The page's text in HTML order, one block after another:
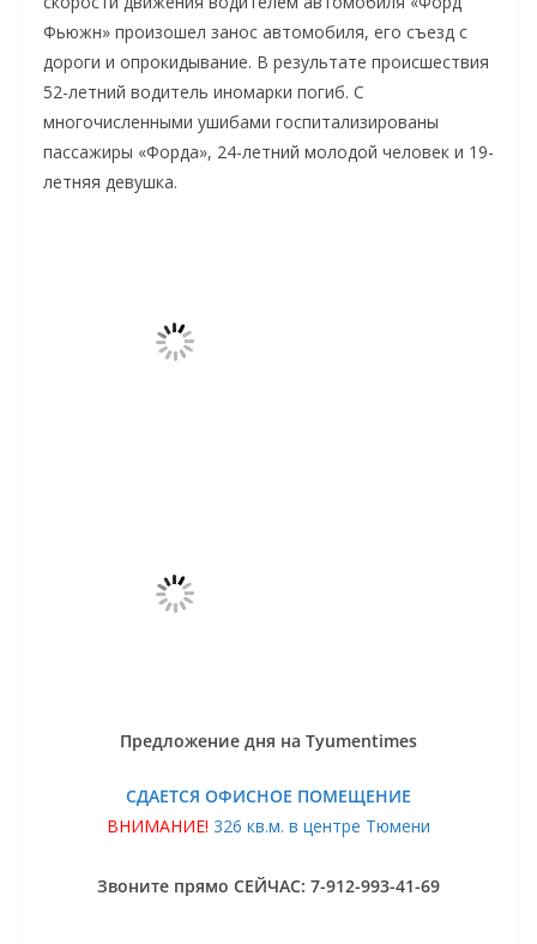
Фьюжн» произошел занос автомобиля, его съезд с
дороги и опрокидывание. В результате происшествия
52-летний водитель иномарки погиб. С
многочисленными ушибами госпитализированы
пассажиры «Форда», 24-летний молодой человек и 19-
летняя девушка.
Предложение дня на Tyumentimes
СДАЕТСЯ ОФИСНОЕ ПОМЕЩЕНИЕ
ВНИМАНИЕ! 326 кв.м. в центре Тюмени
Звоните прямо СЕЙЧАС: 7-912-993-41-69